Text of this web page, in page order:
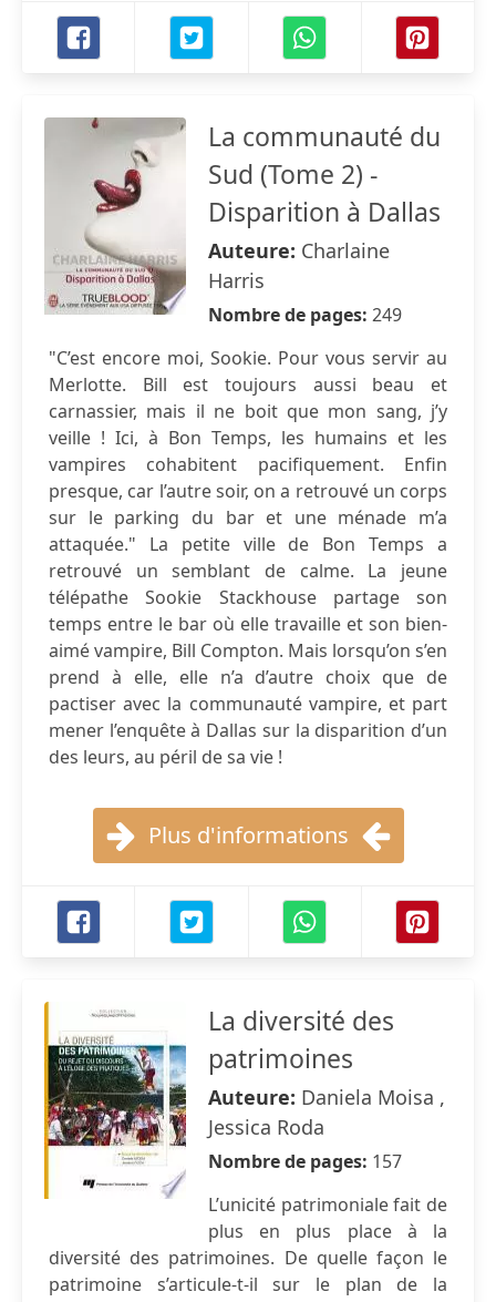
La communauté du
Sud (Tome 2) -
Disparition à Dallas
Auteure: Charlaine
Harris
Nombre de pages: 249
"C’est encore moi, Sookie. Pour vous servir au
Merlotte. Bill est toujours aussi beau et
carnassier, mais il ne boit que mon sang, j’y
veille ! Ici, à Bon Temps, les humains et les
vampires cohabitent pacifiquement. Enfin
presque, car l’autre soir, on a retrouvé un corps
sur le parking du bar et une ménade m’a
attaquée." La petite ville de Bon Temps a
retrouvé un semblant de calme. La jeune
télépathe Sookie Stackhouse partage son
temps entre le bar où elle travaille et son bien-
aimé vampire, Bill Compton. Mais lorsqu’on s’en
prend à elle, elle n’a d’autre choix que de
pactiser avec la communauté vampire, et part
mener l’enquête à Dallas sur la disparition d’un
des leurs, au péril de sa vie !
Plus d'informations
La diversité des
patrimoines
Auteure: Daniela Moisa ,
Jessica Roda
Nombre de pages: 157
L’unicité patrimoniale fait de
plus en plus place à la
diversité des patrimoines. De quelle façon le
patrimoine s’articule-t-il sur le plan de la